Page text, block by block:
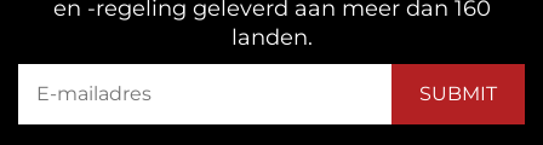
en -regeling geleverd aan meer dan 160
landen.